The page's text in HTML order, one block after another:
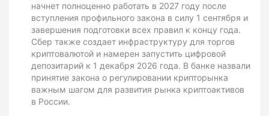
начнет полноценно работать в 2027 году после
вступления профильного закона в силу 1 сентября и
завершения подготовки всех правил к концу года.
Сбер также создает инфраструктуру для торгов
криптовалютой и намерен запустить цифровой
депозитарий к 1 декабря 2026 года. В банке назвали
принятие закона о регулировании крипторынка
важным шагом для развития рынка криптоактивов
в России.